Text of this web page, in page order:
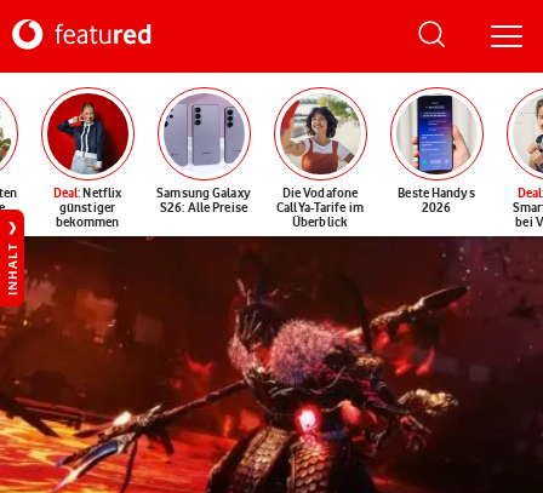
Deal: Netflix
günstiger
bekommen
Samsung Galaxy
S26: Alle Preise
Die Vodafone
CallYa-Tarife im
Überblick
Beste Handys
2026
Deal
bei
INHALT